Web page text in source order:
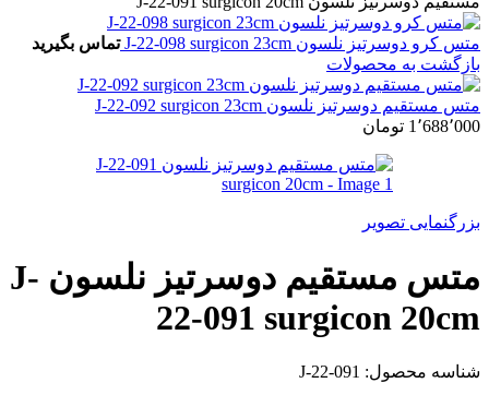
متس کرو دوسرتیز نلسون J-22-098 surgicon 23cm
تماس بگیرید
بازگشت به محصولات
متس مستقیم دوسرتیز نلسون J-22-092 surgicon 23cm
1٬688٬000 تومان
بزرگنمایی تصویر
متس مستقیم دوسرتیز نلسون J-
22-091 surgicon 20cm
شناسه محصول: J-22-091